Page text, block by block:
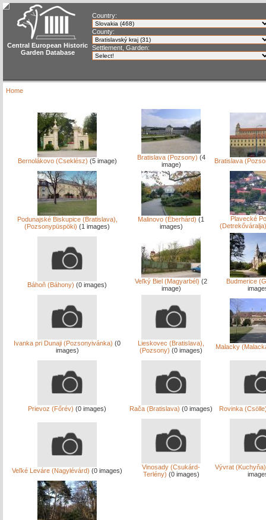
Central European Historic
Garden Database
Country:
County:
Settlement, Garden:
Home
Bernolákovo (Cseklész) (5 image) Bratislava (Pozsony) (4
image)
Bratislava
Podunajské Biskupice (Bratislava),
(Pozsonypüspöki) (1 images)
Malinovo (Éberhárd) (1
images)
Plavecké
(Detrekőváralja)
Báhoň (Báhony) (0 images) Veľký Biel (Magyarbél) (2
image)
Budmerice
Ivanka pri Dunaji (Pozsonyivánka) (0
images)
Lieskovec (Bratislava),
(Pozsony) (0 images) Malacky
Prievoz (Főrév) (0 images) Rača (Bratislava) (0 images) Rovinka
Veľké Leváre (Nagylévárd) (0 images)
Vinosady (Csukárd-
Terlény) (0 images)
Vývrat